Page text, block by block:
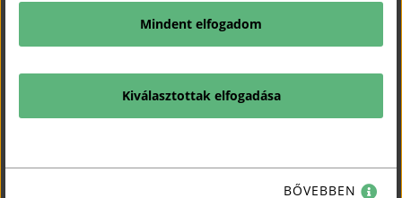
Eredete (helység/tájegység/régió):
kötény, az alsónemű hozzá alsószoknya volt. A blúz mindig hosszú
ujjú, magas nyakú, elől gombos volt, gallérja csipkével díszített, ujja
csuklóban ráncolva, az ing elején, gallérján alkalmazott díszítéssel
alsószoknyára vették fel felsőruhaként a lajbisfersinget. Az
asszonyok élénk színeket nem használtak, csak sötétebb: kék,
Mindent elfogadom
Kiválasztottak elfogadása
BŐVEBBEN